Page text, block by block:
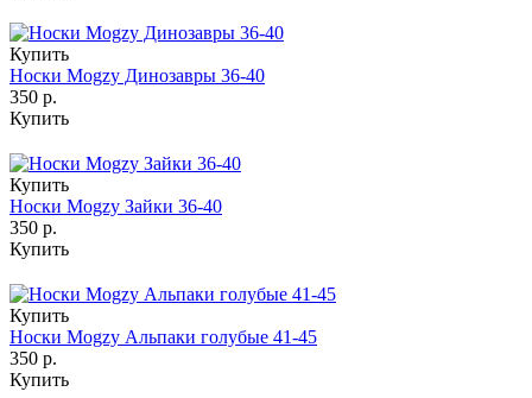
Купить
Носки Mogzy Динозавры 36-40
350 р.
Купить
Купить
Носки Mogzy Зайки 36-40
350 р.
Купить
Купить
Носки Mogzy Альпаки голубые 41-45
350 р.
Купить